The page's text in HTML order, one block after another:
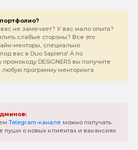
вас не замечает? У вас мало опыта?
слабые стороны? Все это
менторы, специально
вас в Duo Sapiens! А по
DESIGNER5 вы получите
любую программу менторинга
Telegram-канале можно получать
пуши о новых клиентах и вакансиях